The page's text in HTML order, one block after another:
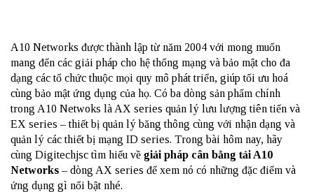
A10 Networks được thành lập từ năm 2004 với mong muốn
mang đến các giải pháp cho hệ thống mạng và bảo mật cho đa
dạng các tổ chức thuộc mọi quy mô phát triển, giúp tối ưu hoá
cùng bảo mật ứng dụng của họ. Có ba dòng sản phẩm chính
trong A10 Netwoks là AX series quản lý lưu lượng tiên tiến và
EX series – thiết bị quản lý băng thông cùng với nhận dạng và
quản lý các thiết bị mạng ID series. Trong bài hôm nay, hãy
cùng Digitechjsc tìm hiểu về giải pháp cân bằng tải A10
Networks – dòng AX series để xem nó có những đặc điểm và
ứng dụng gì nổi bật nhé.